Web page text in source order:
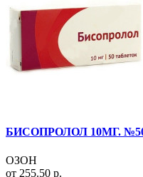
БИСОПРОЛОЛ 10МГ.
ОЗОН
от 255.50 р.